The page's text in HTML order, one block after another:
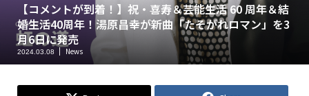
【コメントが到着！】祝・喜寿＆芸能生活 60 周年＆結
婚生活40周年！湯原昌幸が新曲「たそがれロマン」を3
月6日に発売
2024.03.08 News